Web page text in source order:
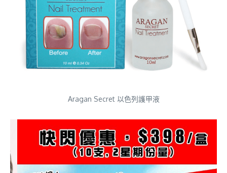
Aragan Secret 以色列護甲液